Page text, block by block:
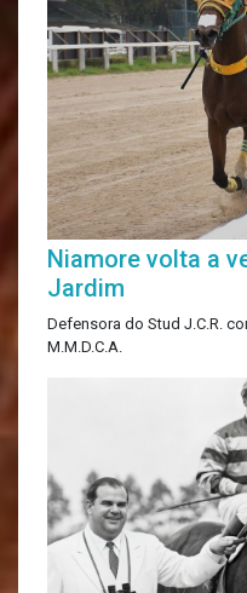
Niamore volta a
Jardim
Defensora do Stud J.C.R.
M.M.D.C.A.